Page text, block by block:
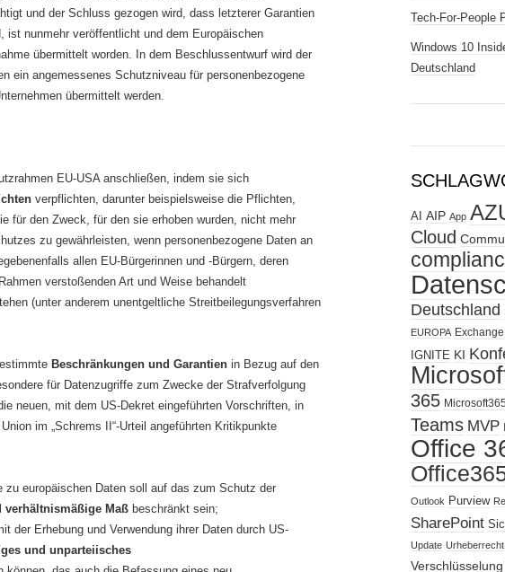
und der Schluss gezogen wird, dass letzterer Garantien
ist nunmehr veröffentlicht und dem Europäischen
übermittelt worden. In dem Beschlussentwurf wird der
ein angemessenes Schutzniveau für personenbezogene
übermittelt werden.
EU-USA anschließen, indem sie sich
verpflichten, darunter beispielsweise die Pflichten,
für den Zweck, für den sie erhoben wurden, nicht mehr
zu gewährleisten, wenn personenbezogene Daten an
allen EU-Bürgerinnen und -Bürgern, deren
verstoßenden Art und Weise behandelt
(unter anderem unentgeltliche Streitbeilegungsverfahren
Beschränkungen und Garantien in Bezug auf den
für Datenzugriffe zum Zwecke der Strafverfolgung
neuen, mit dem US-Dekret eingeführten Vorschriften, in
im „Schrems II“-Urteil angeführten Kritikpunkte
zu europäischen Daten soll auf das zum Schutz der
verhältnismäßige Maß beschränkt sein;
der Erhebung und Verwendung ihrer Daten durch US-
und unparteiisches
Tech-For-People
Windows 10
Deutschland
AI AIP App
Cloud
Deutschland
EUROPA Exchange
IGNITE KI
365 Microsoft365
Teams MVP
Office
Outlook Purview
SharePoint
Update Urheberrecht
Verschlüsselung